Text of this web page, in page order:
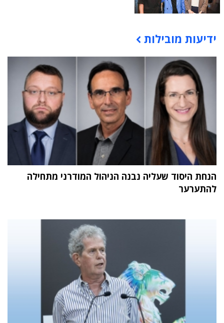
תוכן פרסומי
ידיעות מובילות
הנחת היסוד שעליה נבנה הניהול המודרני מתחילה
להתערער